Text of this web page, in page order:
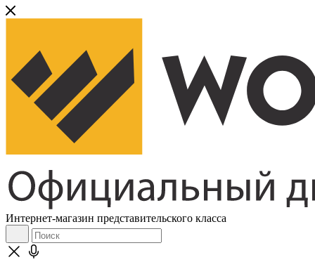
Интернет-магазин представительского класса